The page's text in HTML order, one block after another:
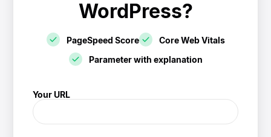
WordPress?
PageSpeed Score
Core Web Vitals
Parameter with explanation
(/speedtest)
Your URL